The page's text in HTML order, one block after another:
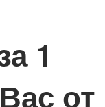
1
от